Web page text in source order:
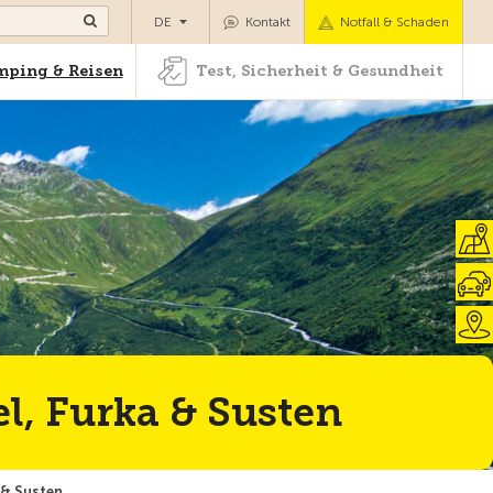
Camping & Reisen Test, Sicherheit & Gesundheit
Kontakt Notfall & Schaden
DE
& Reisen Test, Sicherheit & Gesundheit
Furka & Susten